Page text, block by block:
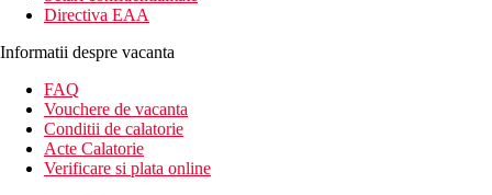
Directiva EAA
Informatii despre vacanta
FAQ
Vouchere de vacanta
Conditii de calatorie
Acte Calatorie
Verificare si plata online